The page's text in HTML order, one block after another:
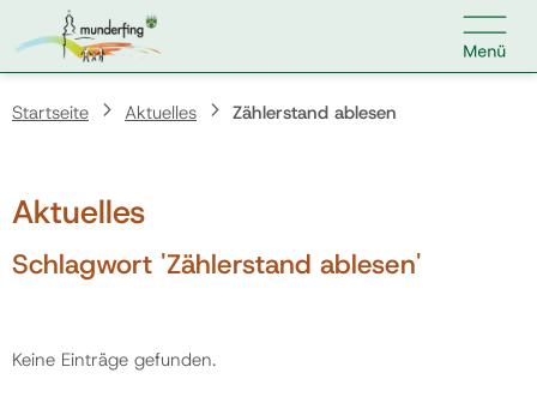
Kontakt 
Suche nach:
Home
Ihr Anliegen
Startseite Aktuelles Zählerstand ablesen
Aktuelles
Schlagwort 'Zählerstand ablesen'
Keine Einträge gefunden.